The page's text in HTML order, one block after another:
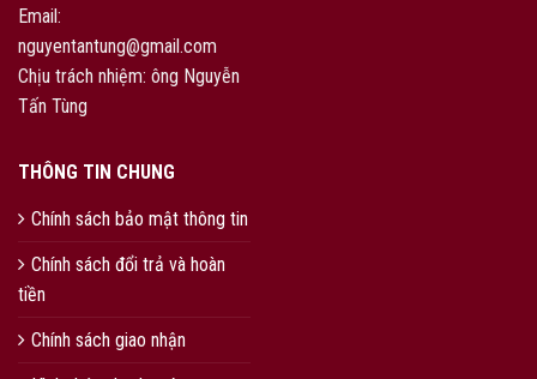
Email:
nguyentantung@gmail.com
Chịu trách nhiệm: ông Nguyễn
Tấn Tùng
THÔNG TIN CHUNG
Chính sách bảo mật thông tin
Chính sách đổi trả và hoàn
tiền
Chính sách giao nhận